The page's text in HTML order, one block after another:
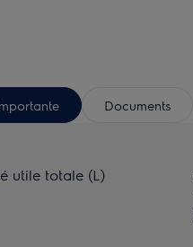
Documents
utile totale (L)